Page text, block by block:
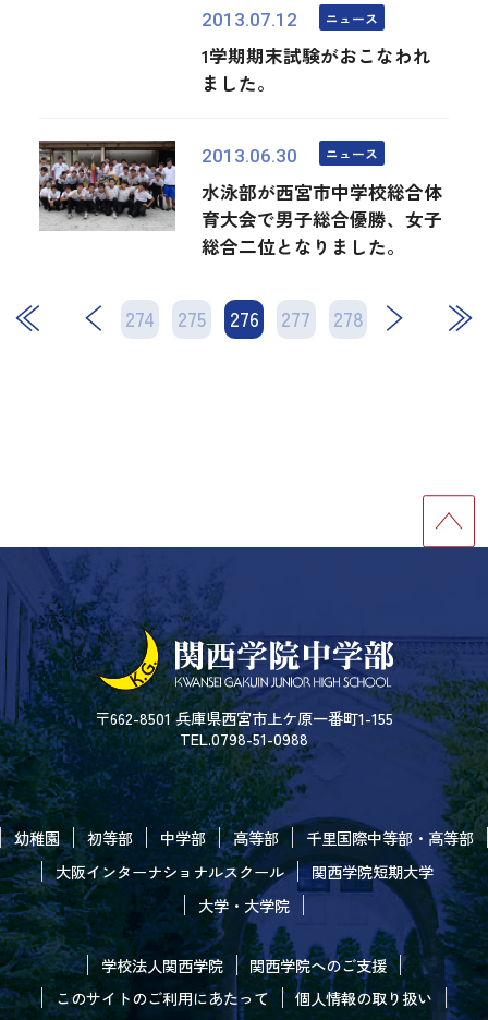
2013.07.12 ニュース
1学期期末試験がおこなわれ
ました。
2013.06.30 ニュース
水泳部が西宮市中学校総合体
育大会で男子総合優勝、女子
総合二位となりました。
274 275 276 277 278
次 最後
〒662-8501 兵庫県西宮市上ケ原一番町1-155
TEL.0798-51-0988
幼稚園 初等部 中学部 高等部
千里国際中等部・高等部
大阪インターナショナルスクール
関西学院短期大学
大学・大学院
学校法人関西学院
関西学院へのご支援
このサイトのご利用にあたって
個人情報の取り扱い